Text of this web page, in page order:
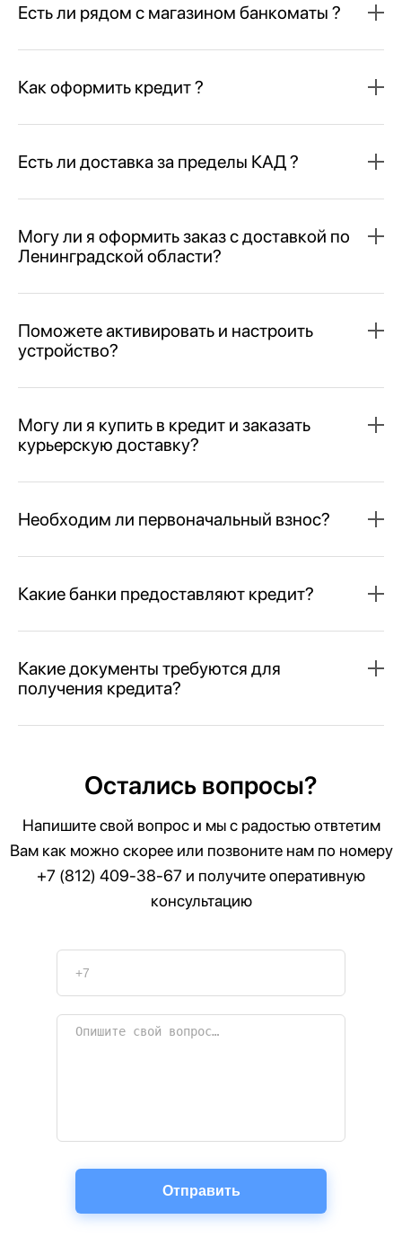
Есть ли рядом с магазином банкоматы ?
Как оформить кредит ?
Есть ли доставка за пределы КАД ?
Могу ли я оформить заказ с доставкой по
Ленинградской области?
Поможете активировать и настроить
устройство?
Могу ли я купить в кредит и заказать
курьерскую доставку?
Необходим ли первоначальный взнос?
Какие банки предоставляют кредит?
Какие документы требуются для
получения кредита?
Остались вопросы?
Напишите свой вопрос и мы с радостью отвтетим
Вам как можно скорее или позвоните нам по номеру
+7 (812) 409-38-67 и получите оперативную
консультацию